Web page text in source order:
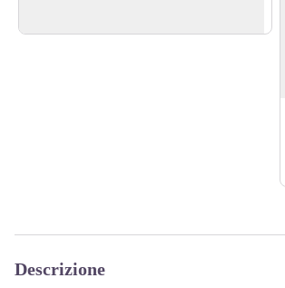
View picture in full screen
Descrizione